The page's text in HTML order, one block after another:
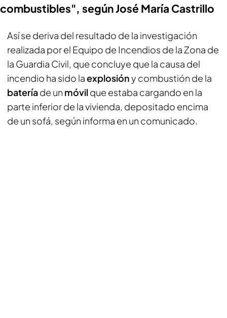
combustibles", según José María Castrillo
Así se deriva del resultado de la investigación
realizada por el Equipo de Incendios de la Zona de
la Guardia Civil, que concluye que la causa del
incendio ha sido laexplosióny combustión de la
bateríade un móvilque estaba cargando en la
parte inferior de la vivienda, depositado encima
de un sofá, según informa en un comunicado.